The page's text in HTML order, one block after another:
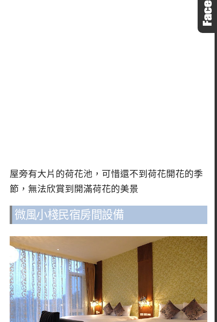
屋旁有大片的荷花池，可惜還不到荷花開花的季
節，無法欣賞到開滿荷花的美景
微風小棧民宿房間設備